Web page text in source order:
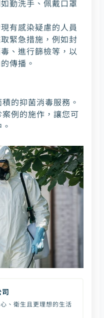
勤洗手、佩戴口罩
有感染疑慮的人員
緊急措施，例如封
、進行篩檢等，以
傳播。
的抑菌消毒服務。
例的施作，讓您可
、衛生且更理想的生活